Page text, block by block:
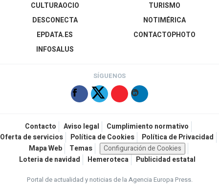
CULTURAOCIO
DESCONECTA
EPDATA.ES
INFOSALUS
TURISMO
NOTIMÉRICA
CONTACTOPHOTO
SÍGUENOS
Contacto Aviso legal
Cumplimiento normativo
Oferta de servicios
Política de Cookies
Política de Privacidad
Mapa Web
Temas
Configuración de Cookies
Loteria de navidad
Hemeroteca Publicidad estatal
Portal de actualidad y noticias de la Agencia Europa Press.